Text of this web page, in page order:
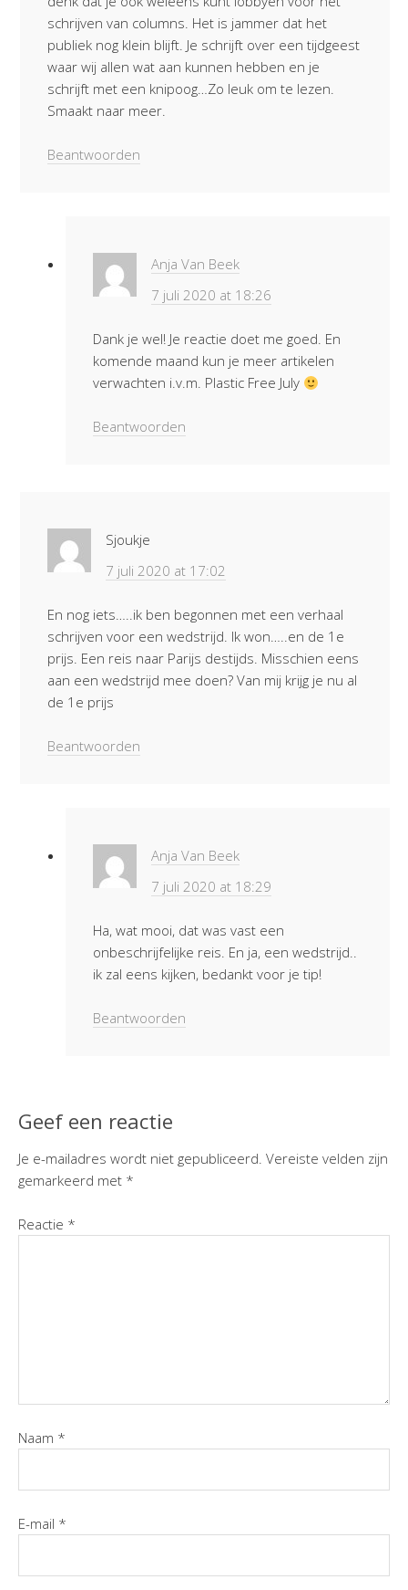
schrijven van columns. Het is jammer dat het
publiek nog klein blijft. Je schrijft over een tijdgeest
waar wij allen wat aan kunnen hebben en je
schrijft met een knipoog…Zo leuk om te lezen.
Smaakt naar meer.
Beantwoorden
Anja Van Beek
7 juli 2020 at 18:26
Dank je wel! Je reactie doet me goed. En
komende maand kun je meer artikelen
verwachten i.v.m. Plastic Free July
Beantwoorden
Sjoukje
7 juli 2020 at 17:02
En nog iets…..ik ben begonnen met een verhaal
schrijven voor een wedstrijd. Ik won…..en de 1e
prijs. Een reis naar Parijs destijds. Misschien eens
aan een wedstrijd mee doen? Van mij krijg je nu al
de 1e prijs
Beantwoorden
Anja Van Beek
7 juli 2020 at 18:29
Ha, wat mooi, dat was vast een
onbeschrijfelijke reis. En ja, een wedstrijd..
ik zal eens kijken, bedankt voor je tip!
Beantwoorden
Geef een reactie
Je e-mailadres wordt niet gepubliceerd. Vereiste velden zijn
gemarkeerd met *
Reactie *
Naam *
E-mail *